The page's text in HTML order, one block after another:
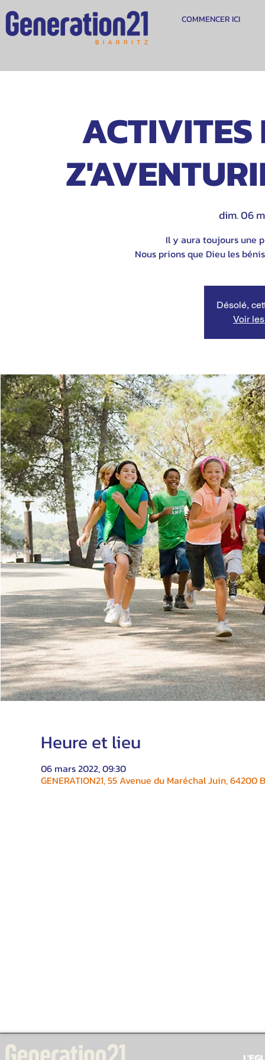
COMMENCER ICI
ACTIVITES
dim. 06
Il y aura toujours une
Nous prions que Dieu les
Désolé,
Voir
Heure et lieu
06 mars 2022, 09:30
GENERATION21, 55 Avenue du Maréchal Juin, 64200